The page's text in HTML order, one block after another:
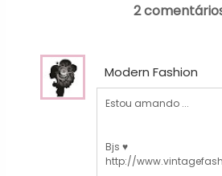
2
Modern Fashion
Estou amando ...
Bjs ♥
http://